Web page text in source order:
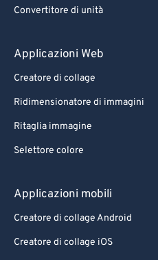
Convertitore di unità
Applicazioni Web
Creatore di collage
Ridimensionatore di immagini
Ritaglia immagine
Selettore colore
Applicazioni mobili
Creatore di collage Android
Creatore di collage iOS